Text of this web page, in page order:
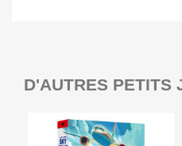
D'AUTRES PETITS